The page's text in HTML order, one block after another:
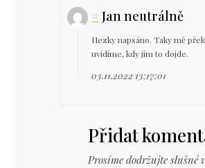
#Jan neutrálně
Hezky napsáno. Taky mě
uvidíme, kdy jim to dojde.
03.11.2022 13:17:01
Přidat
Prosíme dodržujte